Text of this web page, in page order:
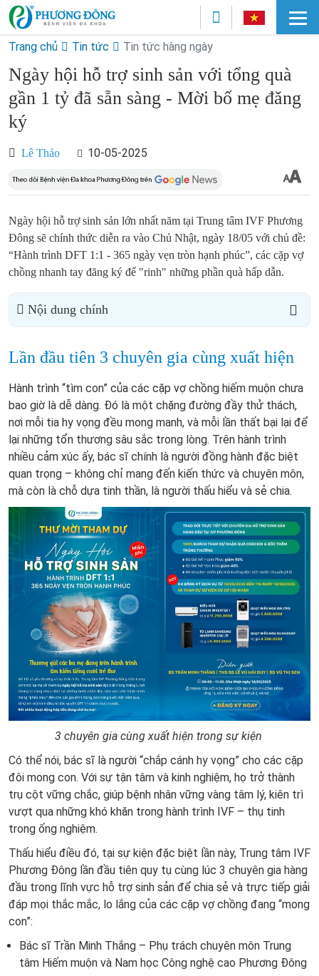
Trang chủ Tin tức Tin tức hàng ngày
Ngày hội hỗ trợ sinh sản với tổng quà
gần 1 tỷ đã sẵn sàng - Mời bố mẹ đăng
ký
Lê Thảo 10-05-2025
Ngày hội hỗ trợ sinh sản lớn nhất năm tại Trung tâm IVF Phương
Đông sẽ chính thức diễn ra vào Chủ Nhật, ngày 18/05 với chủ đề:
“Hành trình DFT 1:1 - 365 ngày vẹn tròn hạnh phúc”, các cặp vợ
chồng nhanh tay đăng ký để "rinh" những phần quà hấp dẫn.
Nội dung chính
Lần đầu tiên 3 chuyên gia cùng xuất hiện
Hành trình “tìm con” của các cặp vợ chồng hiếm muộn chưa
bao giờ là dễ dàng. Đó là một chặng đường đầy thử thách,
nơi mỗi tia hy vọng đều mong manh, và mỗi lần thất bại lại để
lại những tổn thương sâu sắc trong lòng. Trên hành trình
nhiều cảm xúc ấy, bác sĩ chính là người đồng hành đặc biệt
quan trọng – không chỉ mang đến kiến thức và chuyên môn,
mà còn là chỗ dựa tinh thần, là người thấu hiểu và sẻ chia.
3 chuyên gia cùng xuất hiện trong sự kiện
Có thể nói, bác sĩ là người “chắp cánh hy vọng” cho các cặp
đôi mong con. Với sự tận tâm và kinh nghiệm, họ trở thành
trụ cột vững chắc, giúp bệnh nhân vững vàng tâm lý, kiên trì
vượt qua những khó khăn trong hành trình IVF – thụ tinh
trong ống nghiệm.
Thấu hiểu điều đó, tại sự kiện đặc biệt lần này, Trung tâm IVF
Phương Đông lần đầu tiên quy tụ cùng lúc 3 chuyên gia hàng
đầu trong lĩnh vực hỗ trợ sinh sản để chia sẻ và trực tiếp giải
đáp mọi thắc mắc, lo lắng của các cặp vợ chồng đang “mong
con”:
Bác sĩ Trần Minh Thắng – Phụ trách chuyên môn Trung
tâm Hiếm muộn và Nam học Công nghệ cao Phương Đông